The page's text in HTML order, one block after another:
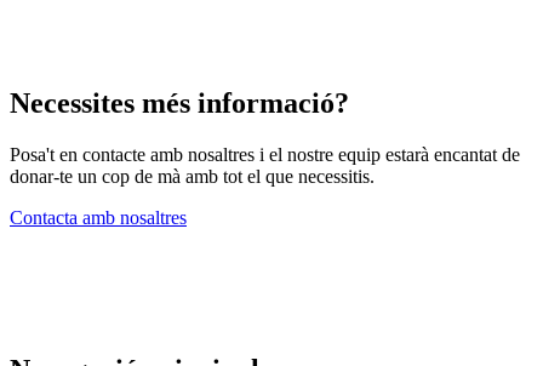
Necessites més informació?
Posa't en contacte amb nosaltres i el nostre equip estarà encantat de
donar-te un cop de mà amb tot el que necessitis.
Contacta amb nosaltres